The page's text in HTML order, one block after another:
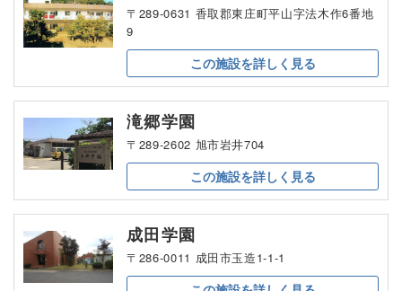
〒289-0631 香取郡東庄町平山字法木作6番地
9
この施設を詳しく見る
滝郷学園
〒289-2602 旭市岩井704
この施設を詳しく見る
成田学園
〒286-0011 成田市玉造1-1-1